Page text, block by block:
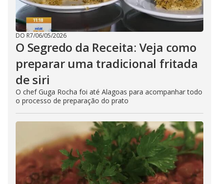
DO R7/06/05/2026
O Segredo da Receita: Veja como
preparar uma tradicional fritada
de siri
O chef Guga Rocha foi até Alagoas para acompanhar todo
o processo de preparação do prato